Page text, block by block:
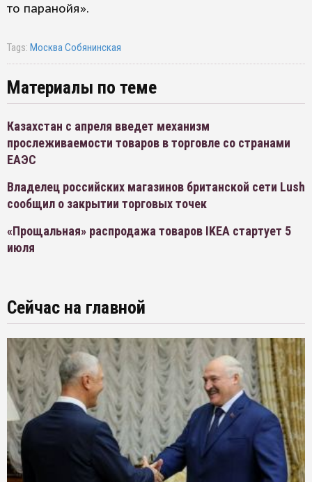
то паранойя».
Tags: Москва Собянинская
Материалы по теме
Казахстан с апреля введет механизм
прослеживаемости товаров в торговле со странами
ЕАЭС
Владелец российских магазинов британской сети Lush
сообщил о закрытии торговых точек
«Прощальная» распродажа товаров IKEA стартует 5
июля
Сейчас на главной